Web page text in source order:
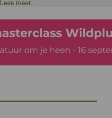
Lees meer...